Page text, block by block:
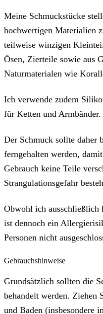
Meine Schmuckstücke
hochwertigen Materialien
teilweise winzigen
Ösen, Zierteile sowie aus
Naturmaterialen wie
Ich verwende zudem
für Ketten und Armbänder.
Der Schmuck sollte daher
ferngehalten werden,
Gebrauch keine Teile
Strangulationsgefahr
Obwohl ich ausschließlich
ist dennoch ein
Personen nicht
Gebrauchshinweise
Grundsätzlich sollten die
behandelt werden. Ziehen
und Baden (insbesondere